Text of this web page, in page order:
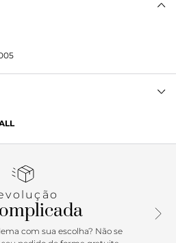
quadrada possui solado
traseiro. Traz cabedal
fivela metálica, com shape
com fechamento superior
palmilha comfy
da sandália, com assinatura
com sua escolha? Não se